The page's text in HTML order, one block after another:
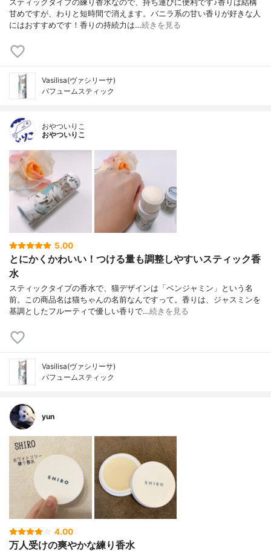
スティックタイプの練り香水なので、持ち運びに便利です♪香りは結構
甘めですが、わりと短時間で消えます。バニラ系の甘い香りが好きな人
にはおすすめです！香りの持続力は…続きを見る
Vasilisa(ヴァシリーサ)
パフュームスティック
おやついりこ
おやついりこ
5.00
とにかくかわいい！つける量も調整しやすいスティック香
水
スティックタイプの香水で、猫デザインは「ベンジャミン」という名
前。この商品名は猫ちゃんの名前なんですって。香りは、ジャスミンを
基調としたフルーティで優しい香りで…続きを見る
Vasilisa(ヴァシリーサ)
パフュームスティック
yun
4.00
万人受けの爽やかな練り香水